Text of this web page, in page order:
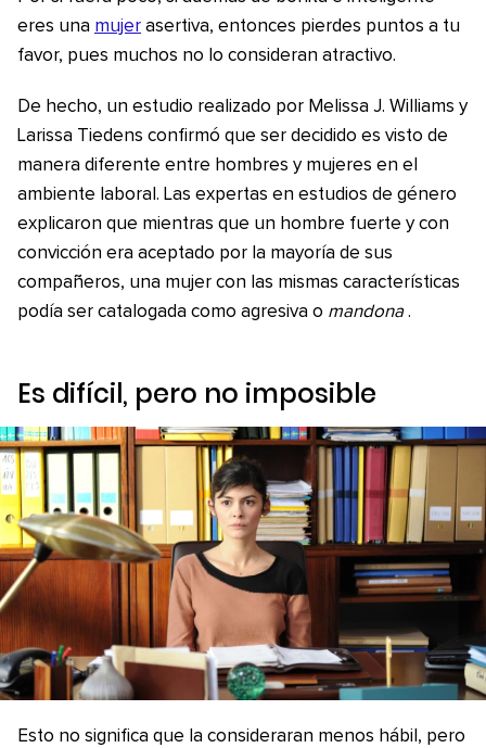
eres una mujer asertiva, entonces pierdes puntos a tu
favor, pues muchos no lo consideran atractivo.
De hecho, un estudio realizado por Melissa J. Williams y
Larissa Tiedens confirmó que ser decidido es visto de
manera diferente entre hombres y mujeres en el
ambiente laboral. Las expertas en estudios de género
explicaron que mientras que un hombre fuerte y con
convicción era aceptado por la mayoría de sus
compañeros, una mujer con las mismas características
podía ser catalogada como agresiva o mandona .
Es difícil, pero no imposible
Esto no significa que la consideraran menos hábil, pero